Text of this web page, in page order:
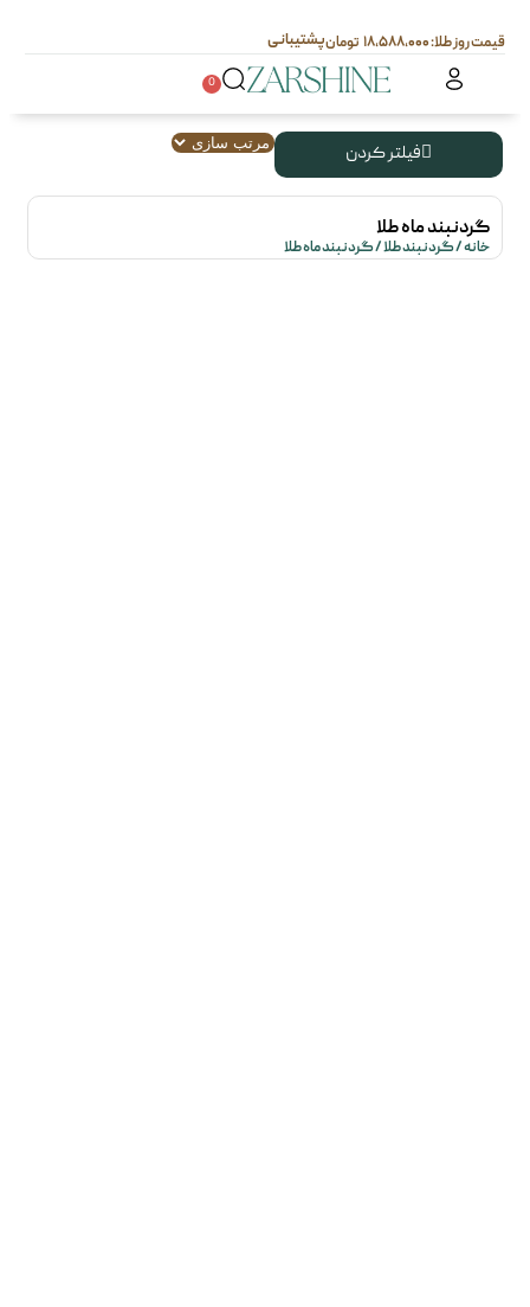
۱۸,۵۸۸,۰۰۰ پشتیبانی
0
فیلتر کردن
گردنبند ماه طلا
خانه/گردنبند طلا/ گردنبند ماه طلا